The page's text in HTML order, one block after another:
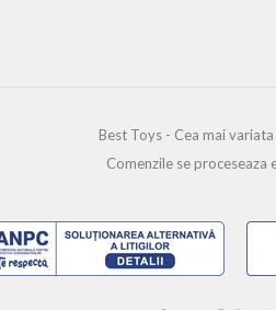
Best Toys - Cea mai
Comenzile se proceseaza